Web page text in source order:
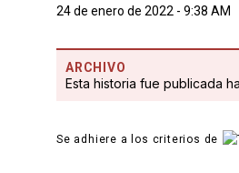
24 de enero de 2022 - 9:38 AM
ARCHIVO
Esta historia fue publicada
Se adhiere a los criterios de